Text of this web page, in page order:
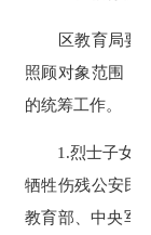
区教育局要严
照顾对象范围，
的统筹工作。
1.烈士子女、
牺牲伤残公安民
教育部、中央军